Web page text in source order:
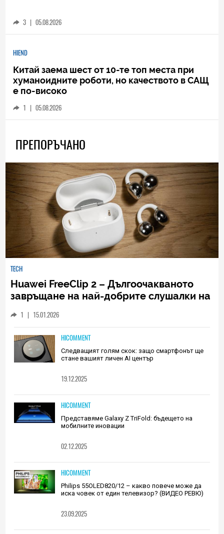
3 | 05.08.2026
HIEND
Китай заема шест от 10-те топ места при
хуманоидните роботи, но качеството в САЩ
е по-високо
1 | 05.08.2026
ПРЕПОРЪЧАНО
TECH
Huawei FreeClip 2 – Дългоочакваното
завръщане на най-добрите слушалки на
1 | 15.01.2026
HICOMMENT
Следващият голям скок: защо смартфонът ще
стане вашият личен AI център
19.12.2025
HICOMMENT
Представяме Galaxy Z TriFold: бъдещето на
мобилните иновации
02.12.2025
HICOMMENT
Philips 55OLED820/12 – какво повече може да
иска човек от един телевизор? (ВИДЕО РЕВЮ)
23.09.2025